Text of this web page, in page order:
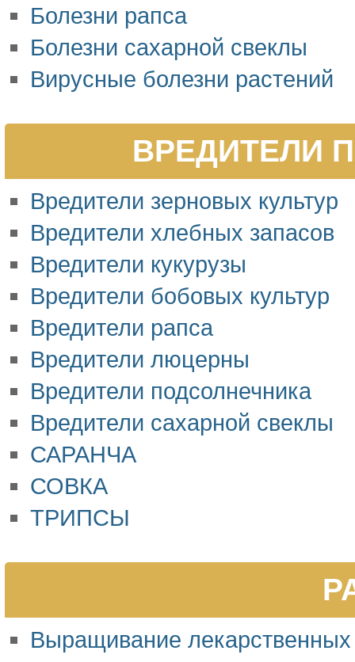
Болезни рапса
Болезни сахарной свеклы
Вирусные болезни растений
ВРЕДИТЕЛИ
Вредители зерновых культур
Вредители хлебных запасов
Вредители кукурузы
Вредители бобовых культур
Вредители рапса
Вредители люцерны
Вредители подсолнечника
Вредители сахарной свеклы
САРАНЧА
СОВКА
ТРИПСЫ
Выращивание лекарственных